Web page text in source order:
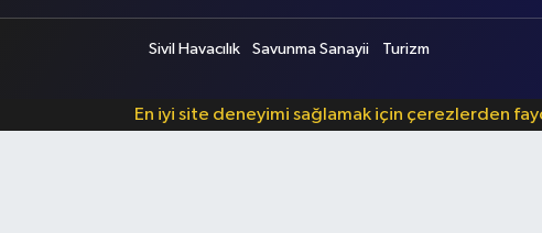
Sivil Havacılık Savunma Sanayii Turizm
En iyi site deneyimi sağlamak için çerezlerden